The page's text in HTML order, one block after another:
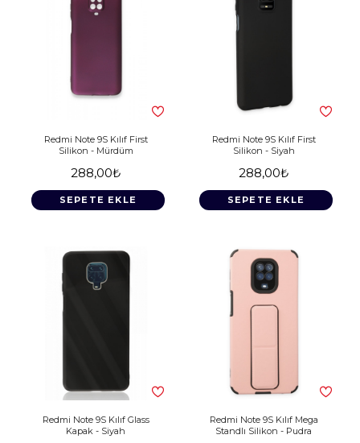
Redmi Note 9S Kılıf First
Silikon - Mürdüm
288,00₺
SEPETE EKLE
Redmi Note 9S Kılıf First
Silikon - Siyah
288,00₺
SEPETE EKLE
Redmi Note 9S Kılıf Glass
Kapak - Siyah
Redmi Note 9S Kılıf Mega
Standlı Silikon - Pudra